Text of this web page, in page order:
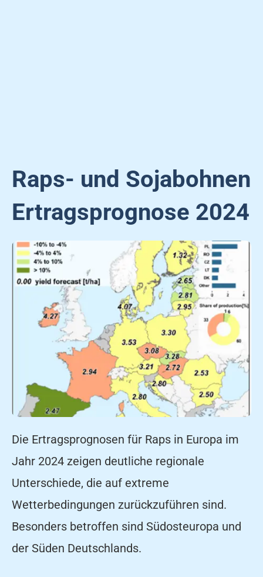
Raps- und Sojabohnen
Ertragsprognose 2024
Die Ertragsprognosen für Raps in Europa im
Jahr 2024 zeigen deutliche regionale
Unterschiede, die auf extreme
Wetterbedingungen zurückzuführen sind.
Besonders betroffen sind Südosteuropa und
der Süden Deutschlands.